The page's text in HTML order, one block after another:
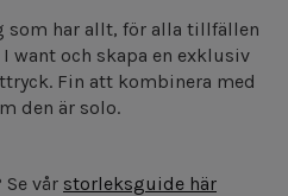
som har allt, för alla tillfällen
want och skapa en exklusiv
Fin att kombinera med
den är solo.
vår storleksguide här